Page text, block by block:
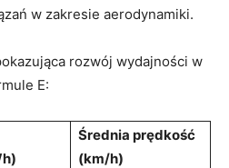
w zakresie aerodynamiki.
rozwój wydajności w
E:
Średnia prędkość
(km/h)